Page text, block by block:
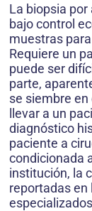
La biopsia por
bajo control
muestras
Requiere un
puede ser
parte,
se siembre
llevar a un
diagnóstico
paciente a
condicionada
institución, la
reportadas